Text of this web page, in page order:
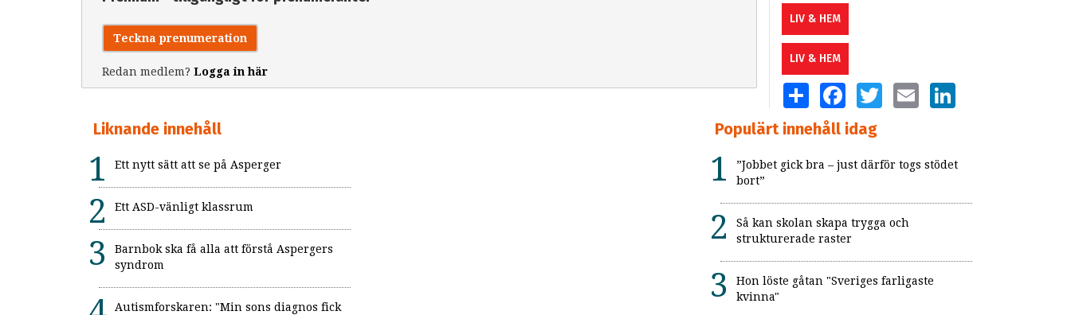
Teckna prenumeration
Redan medlem? Logga in här
LIV & HEM
LIV & HEM
SHARE FACEBOOKTWITTEREMAIL LINKEDIN
Liknande innehåll
Ett nytt sätt att se på Asperger
Ett ASD-vänligt klassrum
Barnbok ska få alla att förstå Aspergers
syndrom
Autismforskaren: "Min sons diagnos fick
Populärt innehåll idag
”Jobbet gick bra – just därför togs stödet
bort”
Så kan skolan skapa trygga och
strukturerade raster
Hon löste gåtan "Sveriges farligaste
kvinna"